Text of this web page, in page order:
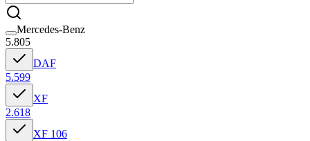
Mercedes-Benz
5.805
DAF
5.599
XF
2.618
XF 106